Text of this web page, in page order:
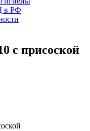
в РФ
с присоской